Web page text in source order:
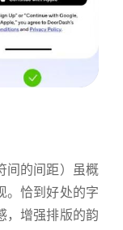
间的间距）虽概
。恰到好处的字
，增强排版的韵